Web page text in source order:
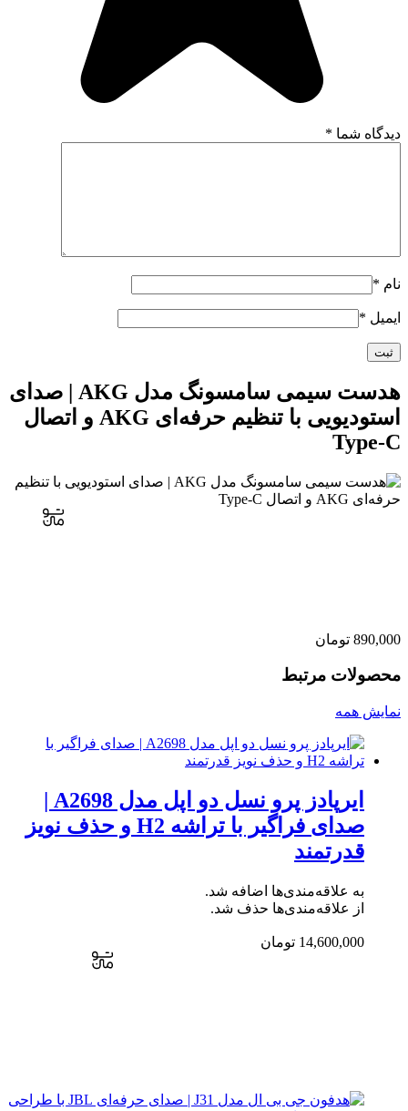
دیدگاه شما *
نام *
ایمیل *
هدست سیمی سامسونگ مدل AKG | صدای
استودیویی با تنظیم حرفه‌ای AKG و اتصال
Type-C
890,000 تومان
محصولات مرتبط
نمایش همه
ایرپادز پرو نسل دو اپل مدل A2698 |
صدای فراگیر با تراشه H2 و حذف نویز
قدرتمند
به علاقه‌مندی‌ها اضافه شد.
از علاقه‌مندی‌ها حذف شد.
14,600,000 تومان